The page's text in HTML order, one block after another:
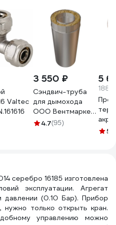
Valtec
3 550 ₽
Сэндвич-труба
для дымохода
ООО Вентмаркет
D130/210 1.25 м,
4.7(95)
5
5
серебро 16185 изготовлена
эксплуатации. Агрегат
(0.10 Бар). Прибор
нужно только открыть кран.
управлению можно